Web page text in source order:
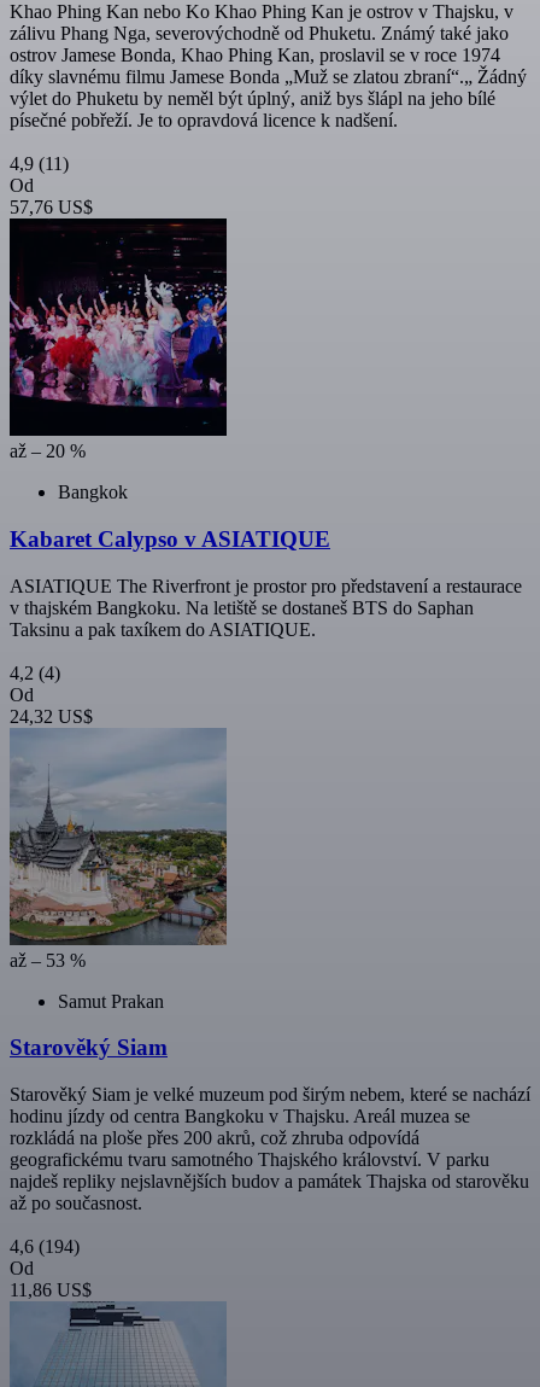
Khao Phing Kan nebo Ko Khao Phing Kan je ostrov v Thajsku, v
zálivu Phang Nga, severovýchodně od Phuketu. Známý také jako
ostrov Jamese Bonda, Khao Phing Kan, proslavil se v roce 1974
díky slavnému filmu Jamese Bonda „Muž se zlatou zbraní“.„ Žádný
výlet do Phuketu by neměl být úplný, aniž bys šlápl na jeho bílé
písečné pobřeží. Je to opravdová licence k nadšení.
4,9 (11)
Od
57,76 US$
až – 20 %
Bangkok
Kabaret Calypso v ASIATIQUE
ASIATIQUE The Riverfront je prostor pro představení a restaurace
v thajském Bangkoku. Na letiště se dostaneš BTS do Saphan
Taksinu a pak taxíkem do ASIATIQUE.
4,2 (4)
Od
24,32 US$
až – 53 %
Samut Prakan
Starověký Siam
Starověký Siam je velké muzeum pod širým nebem, které se nachází
hodinu jízdy od centra Bangkoku v Thajsku. Areál muzea se
rozkládá na ploše přes 200 akrů, což zhruba odpovídá
geografickému tvaru samotného Thajského království. V parku
najdeš repliky nejslavnějších budov a památek Thajska od starověku
až po současnost.
4,6 (194)
Od
11,86 US$